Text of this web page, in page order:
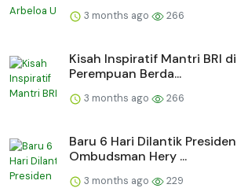
3 months ago 266
Kisah Inspiratif Mantri BRI
Perempuan Berda...
3 months ago 266
Baru 6 Hari Dilantik
Ombudsman Hery ...
3 months ago 229